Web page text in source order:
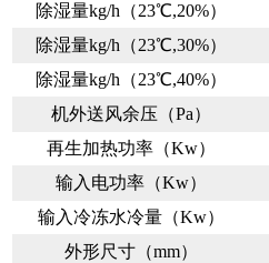
除湿量kg/h（23℃,20%）
除湿量kg/h（23℃,30%）
除湿量kg/h（23℃,40%）
机外送风余压（Pa）
再生加热功率（Kw）
输入电功率（Kw）
输入冷冻水冷量（Kw）
外形尺寸（mm）